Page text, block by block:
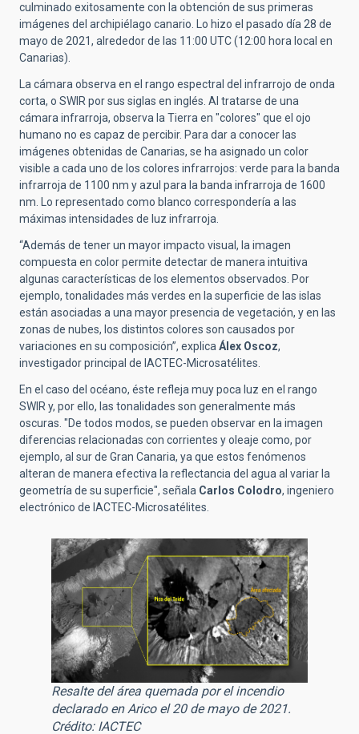
culminado exitosamente con la obtención de sus primeras
imágenes del archipiélago canario. Lo hizo el pasado día 28 de
mayo de 2021, alrededor de las 11:00 UTC (12:00 hora local en
Canarias).
La cámara observa en el rango espectral del infrarrojo de onda
corta, o SWIR por sus siglas en inglés. Al tratarse de una
cámara infrarroja, observa la Tierra en "colores" que el ojo
humano no es capaz de percibir. Para dar a conocer las
imágenes obtenidas de Canarias, se ha asignado un color
visible a cada uno de los colores infrarrojos: verde para la banda
infrarroja de 1100 nm y azul para la banda infrarroja de 1600
nm. Lo representado como blanco correspondería a las
máximas intensidades de luz infrarroja.
“Además de tener un mayor impacto visual, la imagen
compuesta en color permite detectar de manera intuitiva
algunas características de los elementos observados. Por
ejemplo, tonalidades más verdes en la superficie de las islas
están asociadas a una mayor presencia de vegetación, y en las
zonas de nubes, los distintos colores son causados por
variaciones en su composición”, explicaÁlex Oscoz,
investigador principal de IACTEC-Microsatélites.
En el caso del océano, éste refleja muy poca luz en el rango
SWIR y, por ello, las tonalidades son generalmente más
oscuras. "De todos modos, se pueden observar en la imagen
diferencias relacionadas con corrientes y oleaje como, por
ejemplo, al sur de Gran Canaria, ya que estos fenómenos
alteran de manera efectiva la reflectancia del agua al variar la
geometría de su superficie", señala Carlos Colodro, ingeniero
electrónico de IACTEC-Microsatélites.
Resalte del área quemada por el incendio
declarado en Arico el 20 de mayo de 2021.
Crédito: IACTEC